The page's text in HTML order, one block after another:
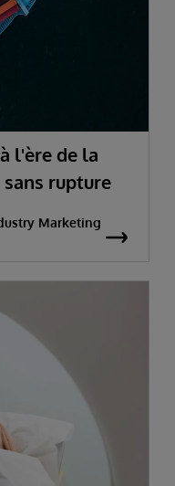
l'ère de la
sans rupture
Marketing